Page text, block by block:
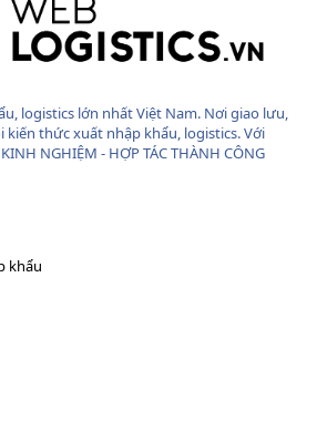
logistics lớn nhất Việt Nam. Nơi giao lưu,
kiến thức xuất nhập khẩu, logistics. Với
NGHIỆM - HỢP TÁC THÀNH CÔNG
khẩu